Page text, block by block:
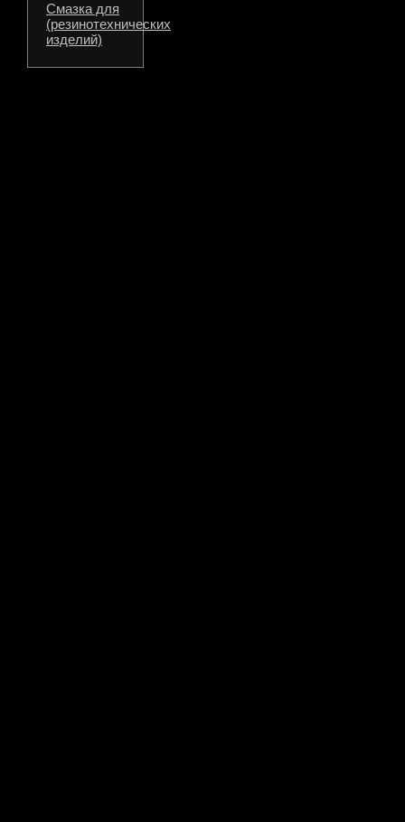
Смазка для
(резинотехнических
изделий)